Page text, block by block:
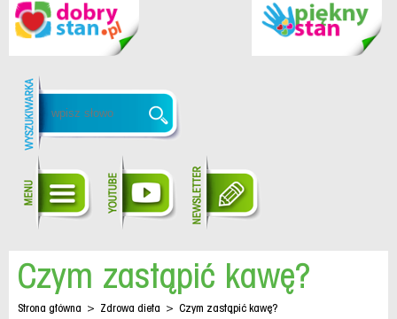
Czym zastąpić kawę?
Strona główna > Zdrowa dieta > Czym zastąpić kawę?